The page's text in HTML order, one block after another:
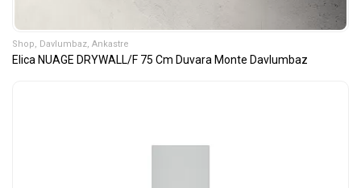
Shop Davlumbaz Ankastre
Elica NUAGE DRYWALL/F 75 Cm Duvara Monte Davlumbaz